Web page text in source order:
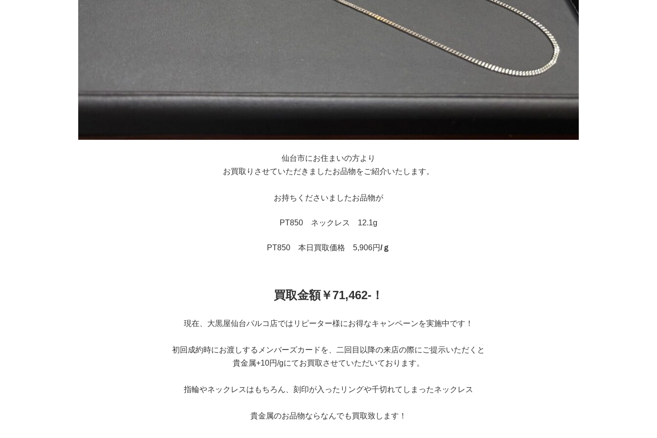
仙台市にお住まいの方より
お買取りさせていただきましたお品物をご紹介いたします。
お持ちくださいましたお品物が
PT850 ネックレス 12.1g
PT850 本日買取価格 5,906円/ｇ
買取金額￥71,462-！
現在、大黒屋仙台パルコ店ではリピーター様にお得なキャンペーンを実施中です！
初回成約時にお渡しするメンバーズカードを、二回目以降の来店の際にご提示いただくと
貴金属+10円/gにてお買取させていただいております。
指輪やネックレスはもちろん、刻印が入ったリングや千切れてしまったネックレス
貴金属のお品物ならなんでも買取致します！